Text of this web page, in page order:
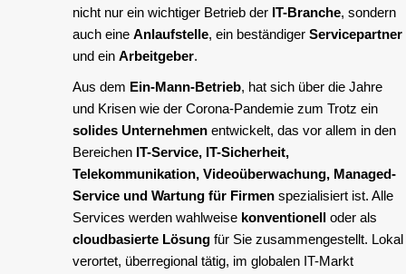
nicht nur ein wichtiger Betrieb der IT-Branche, sondern
auch eine Anlaufstelle, ein beständiger Servicepartner
und ein Arbeitgeber.
Aus dem Ein-Mann-Betrieb, hat sich über die Jahre
und Krisen wie der Corona-Pandemie zum Trotz ein
solides Unternehmen entwickelt, das vor allem in den
Bereichen IT-Service, IT-Sicherheit,
Telekommunikation, Videoüberwachung, Managed-
Service und Wartung für Firmen spezialisiert ist. Alle
Services werden wahlweise konventionell oder als
cloudbasierte Lösung für Sie zusammengestellt. Lokal
verortet, überregional tätig, im globalen IT-Markt